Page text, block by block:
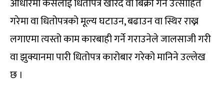
आधारमा कसैलाई धितोपत्र खरिद वा बिक्री गर्न उत्साहित
गरेमा वा धितोपत्रको मूल्य घटाउन, बढाउन वा स्थिर राख्न
लगाएमा त्यस्तो काम कारबाही गर्ने गराउनेले जालसाजी गरी
वा झुक्यानमा पारी धितोपत्र कारोबार गरेको मानिने उल्लेख
छ ।